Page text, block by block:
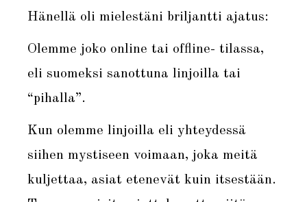
Hänellä oli mielestäni briljantti ajatus:
Olemme joko online tai offline- tilassa,
eli suomeksi sanottuna linjoilla tai
“pihalla”.
Kun olemme linjoilla eli yhteydessä
siihen mystiseen voimaan, joka meitä
kuljettaa, asiat etenevät kuin itsestään.